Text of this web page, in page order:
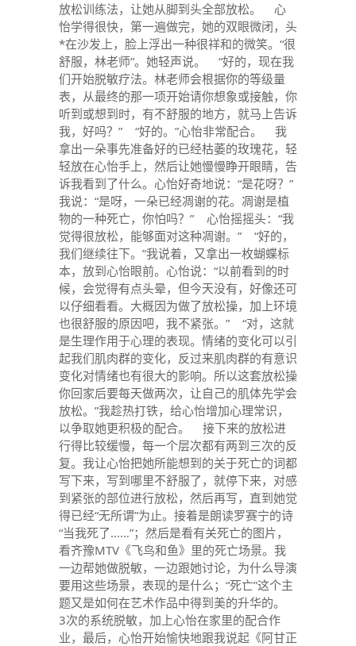
放松训练法，让她从脚到头全部放松。 心
怡学得很快，第一遍做完，她的双眼微闭，头
*在沙发上，脸上浮出一种很祥和的微笑。“很
舒服，林老师”。她轻声说。 “好的，现在我
们开始脱敏疗法。林老师会根据你的等级量
表，从最终的那一项开始请你想象或接触，你
听到或想到时，有不舒服的地方，就马上告诉
我，好吗？” “好的。”心怡非常配合。 我
拿出一朵事先准备好的已经枯萎的玫瑰花，轻
轻放在心怡手上，然后让她慢慢睁开眼睛，告
诉我看到了什么。心怡好奇地说：“是花呀？”
我说：“是呀，一朵已经凋谢的花。凋谢是植
物的一种死亡，你怕吗？” 心怡摇摇头：“我
觉得很放松，能够面对这种凋谢。” “好的，
我们继续往下。”我说着，又拿出一枚蝴蝶标
本，放到心怡眼前。心怡说：“以前看到的时
候，会觉得有点头晕，但今天没有，好像还可
以仔细看看。大概因为做了放松操，加上环境
也很舒服的原因吧，我不紧张。” “对，这就
是生理作用于心理的表现。情绪的变化可以引
起我们肌肉群的变化，反过来肌肉群的有意识
变化对情绪也有很大的影响。所以这套放松操
你回家后要每天做两次，让自己的肌体先学会
放松。”我趁热打铁，给心怡增加心理常识，
以争取她更积极的配合。 接下来的放松进
行得比较缓慢，每一个层次都有两到三次的反
复。我让心怡把她所能想到的关于死亡的词都
写下来，写到哪里不舒服了，就停下来，对感
到紧张的部位进行放松，然后再写，直到她觉
得已经“无所谓”为止。接着是朗读罗赛宁的诗
“当我死了……”；然后是看有关死亡的图片，
看齐豫MTV《飞鸟和鱼》里的死亡场景。我
一边帮她做脱敏，一边跟她讨论，为什么导演
要用这些场景，表现的是什么；“死亡”这个主
题又是如何在艺术作品中得到美的升华的。
3次的系统脱敏，加上心怡在家里的配合作
业，最后，心怡开始愉快地跟我说起《阿甘正